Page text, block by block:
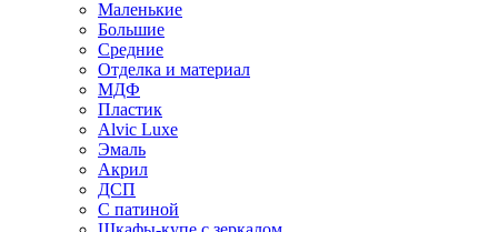
Маленькие
Большие
Средние
Отделка и материал
МДФ
Пластик
Alvic Luxe
Эмаль
Акрил
ДСП
С патиной